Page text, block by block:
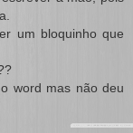
um bloquinho que
word mas não deu